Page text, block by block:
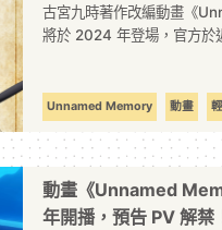
古宮九時著作改編動畫《
將於 2024 年登場，官方
Unnamed Memory
動畫
動畫《Unnamed
年開播，預告 PV 解禁